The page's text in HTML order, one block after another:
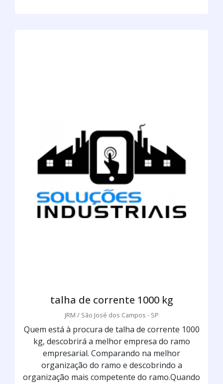
talha de corrente 1000 kg
JRM / São José dos Campos - SP
Quem está à procura de talha de corrente 1000
kg, descobrirá a melhor empresa do ramo
empresarial. Comparando na melhor
organização do ramo e descobrindo a
organização mais competente do ramo.Quando